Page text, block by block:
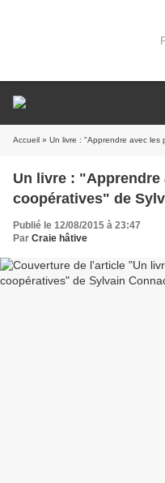
Accueil » Un livre : "Apprendre avec les
Un livre : "Apprendre
coopératives" de
Publié le 12/08/2015 à 23:47
Par Craie hâtive